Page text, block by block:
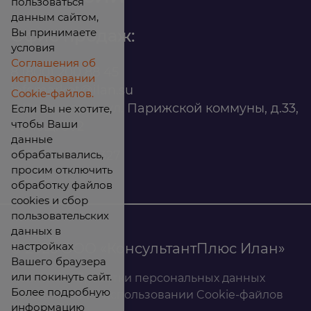
Офис продаж:
infomarket@ilan.su
г. Красноярск, ул. Парижской коммуны, д.33,
помещ. 302
ИНН: 2465263327
© 2026 ООО «КонсультантПлюс Илан»
Политика обработки персональных данных
Соглашение об использовании Cookie-файлов
данным сайтом,
Вы принимаете
условия
Соглашения об
использовании
Cookie-файлов.
Если Вы не хотите,
чтобы Ваши
данные
обрабатывались,
просим отключить
обработку файлов
cookies и сбор
пользовательских
данных в
настройках
Вашего браузера
или покинуть сайт.
Более подробную
информацию